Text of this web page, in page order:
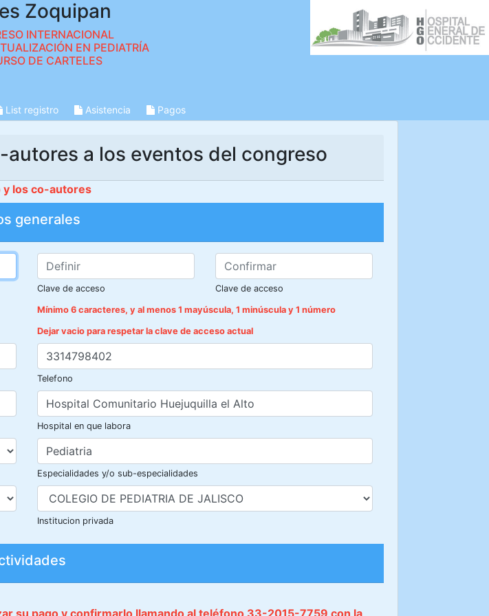
Zoquipan
INTERNACIONAL
EN PEDIATRÍA
DE CARTELES
List registro Asistencia Pagos
a los eventos del congreso
y los co-autores
generales
Clave de acceso Clave de acceso
Mínimo 6 caracteres, y al menos 1 mayúscula, 1 minúscula y 1 número
Dejar vacio para respetar la clave de acceso actual
Telefono
Hospital en que labora
Especialidades y/o sub-especialidades
Institucion privada